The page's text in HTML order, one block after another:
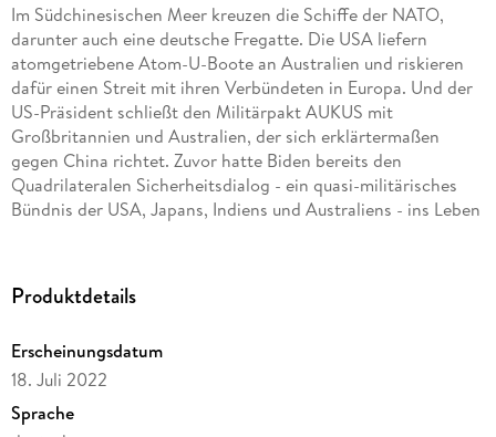
Im Südchinesischen Meer kreuzen die Schiffe der NATO,
darunter auch eine deutsche Fregatte. Die USA liefern
atomgetriebene Atom-U-Boote an Australien und riskieren
dafür einen Streit mit ihren Verbündeten in Europa. Und der
US-Präsident schließt den Militärpakt AUKUS mit
Großbritannien und Australien, der sich erklärtermaßen
gegen China richtet. Zuvor hatte Biden bereits den
Quadrilateralen Sicherheitsdialog - ein quasi-militärisches
Bündnis der USA, Japans, Indiens und Australiens - ins Leben
Schritte, um die diplomatische und wirtschaftliche Stellung
Chinas zu unterminieren. Sie schmieden Allianzen, bauen
einzukreisen. Admiral John Aquilino, Chef des US-
Kommandos für den indopazifischen Raum, erklärte, ein
Konflikt mit China sei »viel näher, als die meisten denken«.
Das alles ist der Führung in Peking nicht entgangen. Und
Produktdetails
Erscheinungsdatum
18. Juli 2022
Sprache